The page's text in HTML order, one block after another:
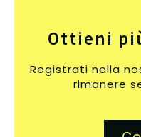
Ottieni
Registrati nella
rimanere